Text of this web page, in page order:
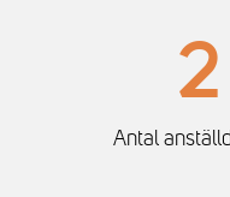
Antal